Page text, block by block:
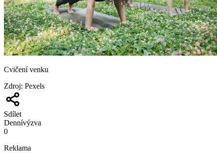
Cvičení venku
Zdroj: Pexels
Sdílet
Dennívýzva
0
Reklama